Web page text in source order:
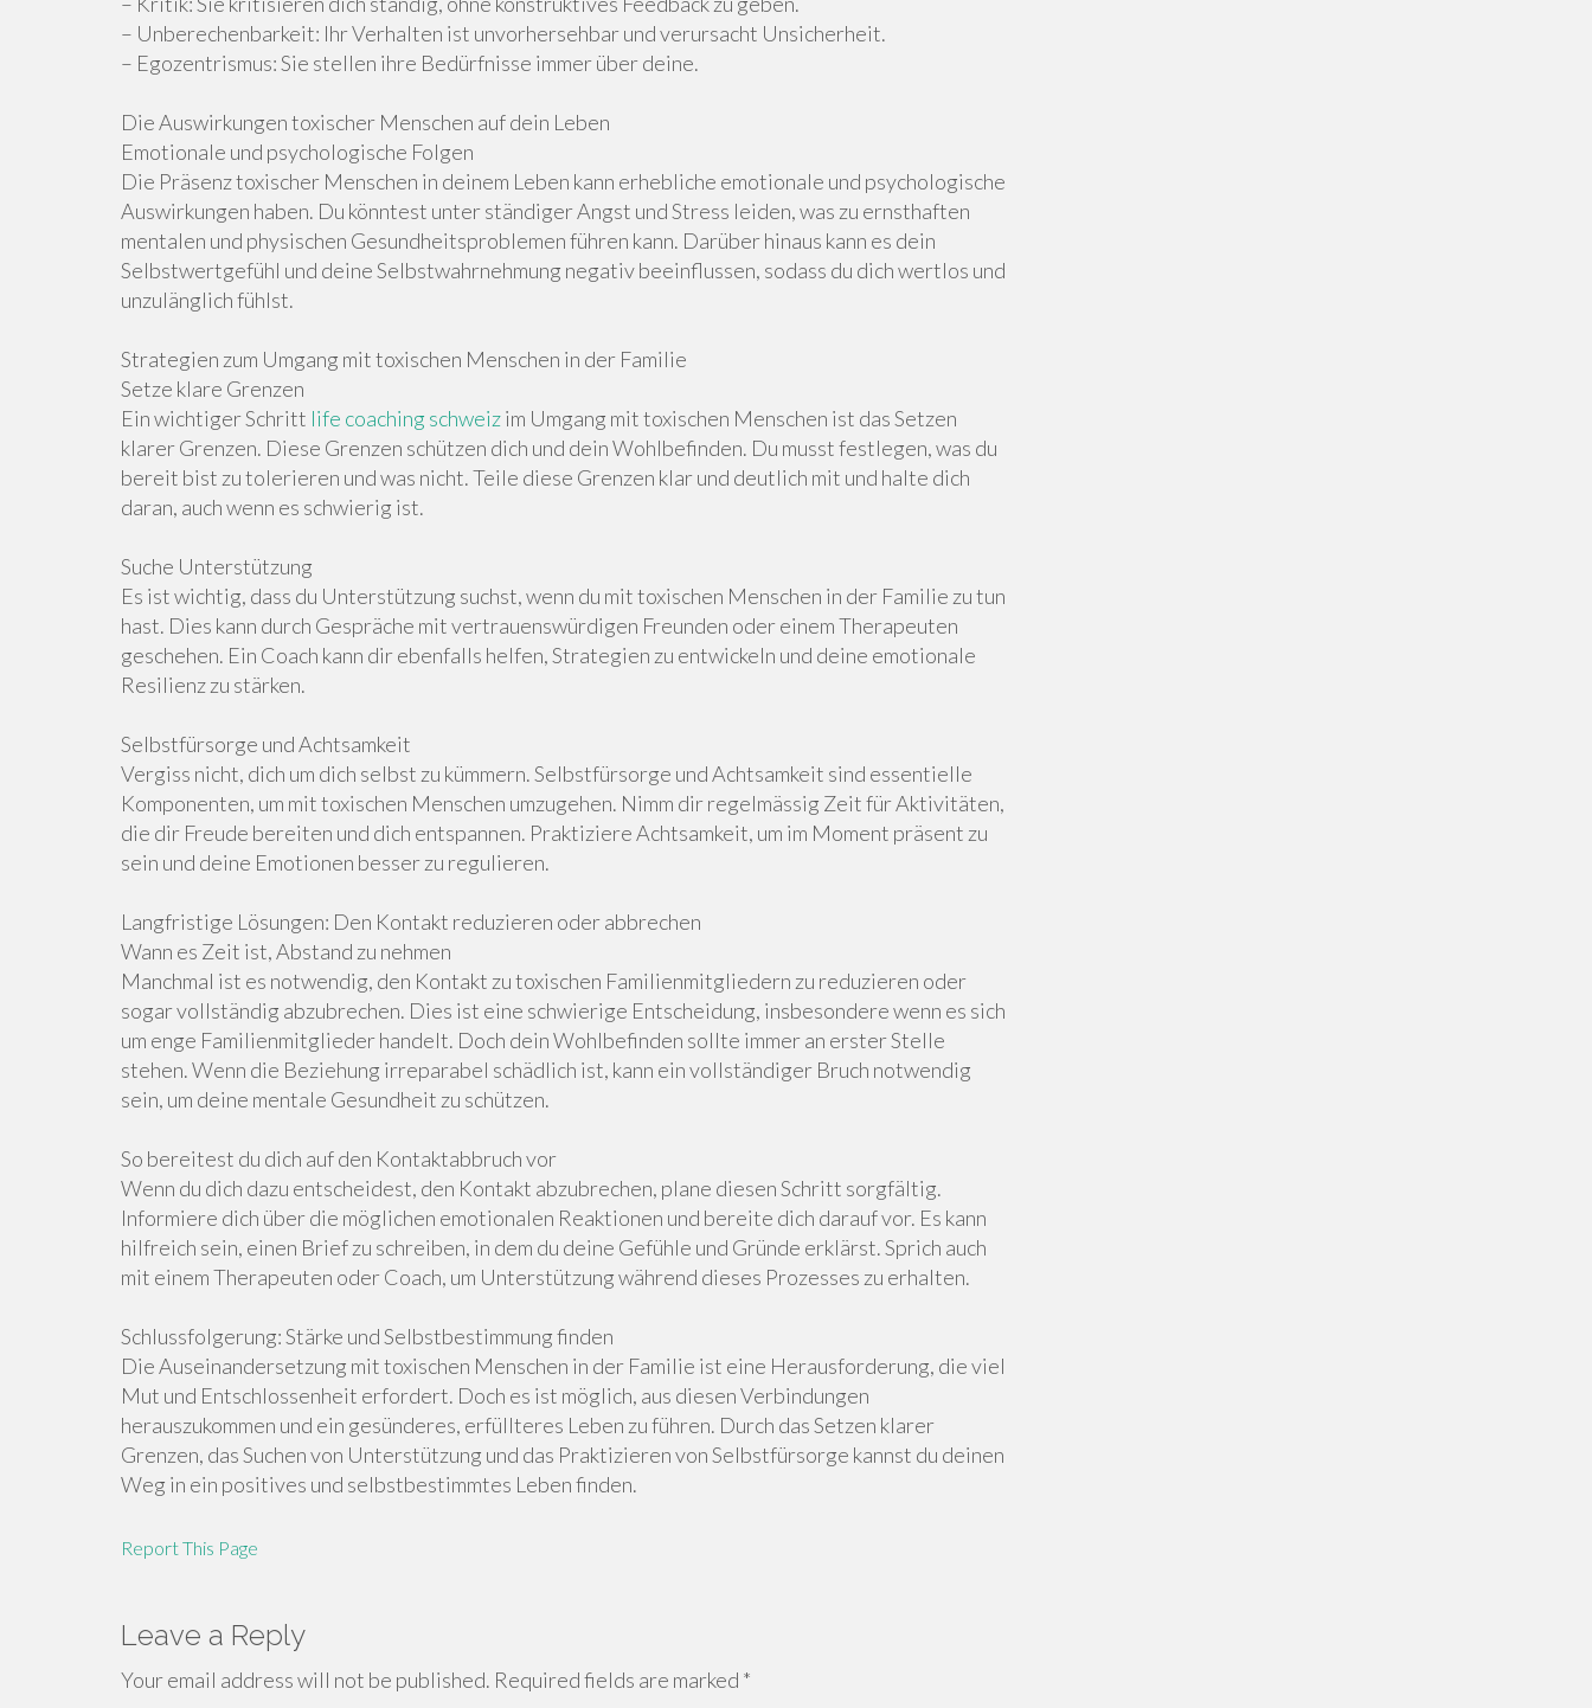
– Unberechenbarkeit: Ihr Verhalten ist unvorhersehbar und verursacht Unsicherheit.
– Egozentrismus: Sie stellen ihre Bedürfnisse immer über deine.
Die Auswirkungen toxischer Menschen auf dein Leben
Emotionale und psychologische Folgen
Die Präsenz toxischer Menschen in deinem Leben kann erhebliche emotionale und psychologische
Auswirkungen haben. Du könntest unter ständiger Angst und Stress leiden, was zu ernsthaften
mentalen und physischen Gesundheitsproblemen führen kann. Darüber hinaus kann es dein
Selbstwertgefühl und deine Selbstwahrnehmung negativ beeinflussen, sodass du dich wertlos und
unzulänglich fühlst.
Strategien zum Umgang mit toxischen Menschen in der Familie
Setze klare Grenzen
Ein wichtiger Schritt life coaching schweizim Umgang mit toxischen Menschen ist das Setzen
klarer Grenzen. Diese Grenzen schützen dich und dein Wohlbefinden. Du musst festlegen, was du
bereit bist zu tolerieren und was nicht. Teile diese Grenzen klar und deutlich mit und halte dich
daran, auch wenn es schwierig ist.
Suche Unterstützung
Es ist wichtig, dass du Unterstützung suchst, wenn du mit toxischen Menschen in der Familie zu tun
hast. Dies kann durch Gespräche mit vertrauenswürdigen Freunden oder einem Therapeuten
geschehen. Ein Coach kann dir ebenfalls helfen, Strategien zu entwickeln und deine emotionale
Resilienz zu stärken.
Selbstfürsorge und Achtsamkeit
Vergiss nicht, dich um dich selbst zu kümmern. Selbstfürsorge und Achtsamkeit sind essentielle
Komponenten, um mit toxischen Menschen umzugehen. Nimm dir regelmässig Zeit für Aktivitäten,
die dir Freude bereiten und dich entspannen. Praktiziere Achtsamkeit, um im Moment präsent zu
sein und deine Emotionen besser zu regulieren.
Langfristige Lösungen: Den Kontakt reduzieren oder abbrechen
Wann es Zeit ist, Abstand zu nehmen
Manchmal ist es notwendig, den Kontakt zu toxischen Familienmitgliedern zu reduzieren oder
sogar vollständig abzubrechen. Dies ist eine schwierige Entscheidung, insbesondere wenn es sich
um enge Familienmitglieder handelt. Doch dein Wohlbefinden sollte immer an erster Stelle
stehen. Wenn die Beziehung irreparabel schädlich ist, kann ein vollständiger Bruch notwendig
sein, um deine mentale Gesundheit zu schützen.
So bereitest du dich auf den Kontaktabbruch vor
Wenn du dich dazu entscheidest, den Kontakt abzubrechen, plane diesen Schritt sorgfältig.
Informiere dich über die möglichen emotionalen Reaktionen und bereite dich darauf vor. Es kann
hilfreich sein, einen Brief zu schreiben, in dem du deine Gefühle und Gründe erklärst. Sprich auch
mit einem Therapeuten oder Coach, um Unterstützung während dieses Prozesses zu erhalten.
Schlussfolgerung: Stärke und Selbstbestimmung finden
Die Auseinandersetzung mit toxischen Menschen in der Familie ist eine Herausforderung, die viel
Mut und Entschlossenheit erfordert. Doch es ist möglich, aus diesen Verbindungen
herauszukommen und ein gesünderes, erfüllteres Leben zu führen. Durch das Setzen klarer
Grenzen, das Suchen von Unterstützung und das Praktizieren von Selbstfürsorge kannst du deinen
Weg in ein positives und selbstbestimmtes Leben finden.
Report This Page
Leave a Reply
Your email address will not be published. Required fields are marked *